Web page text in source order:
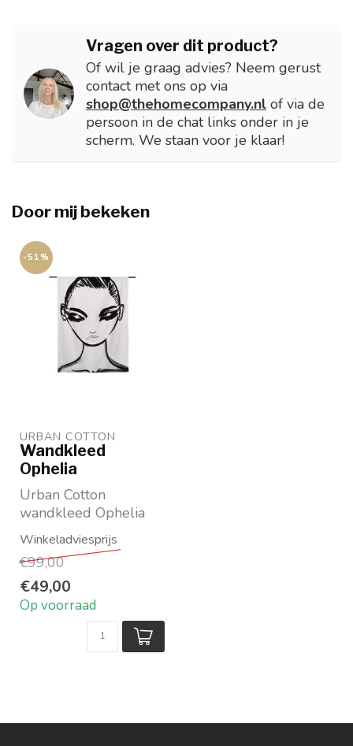
Vragen over dit product?
Of wil je graag advies? Neem gerust
contact met ons op via
shop@thehomecompany.nl of via de
persoon in de chat links onder in je
scherm. We staan voor je klaar!
Door mij bekeken
-51%
URBAN COTTON
Wandkleed
Ophelia
Urban Cotton
wandkleed Ophelia
Materiaal: 100%
biologisch katoen
Beschikbaar i...
€99,00
€49,00
Op voorraad